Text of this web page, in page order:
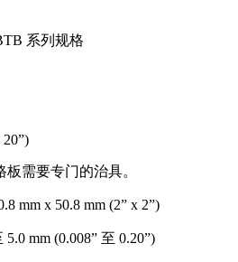
系列规格
20”)
需要专门的治具。
mm x 50.8 mm (2” x 2”)
mm (0.008” 至 0.20”)